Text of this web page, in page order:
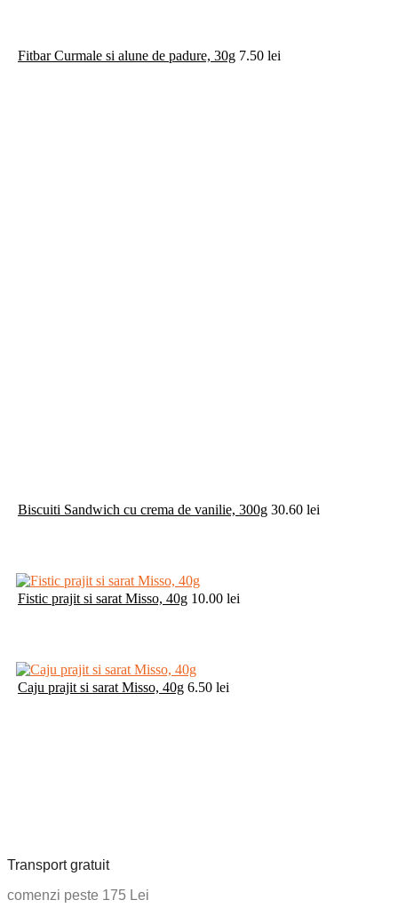
Fitbar Curmale si alune de padure, 30g 7.50 lei
Biscuiti Sandwich cu crema de vanilie, 300g 30.60 lei
Fistic prajit si sarat Misso, 40g 10.00 lei
Caju prajit si sarat Misso, 40g 6.50 lei
Transport gratuit
comenzi peste 175 Lei